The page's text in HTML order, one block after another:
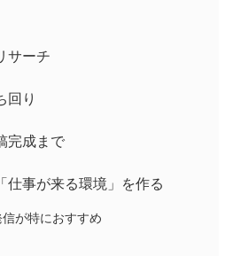
サーチ
回り
完成まで
仕事が来る環境」を作る
が特におすすめ